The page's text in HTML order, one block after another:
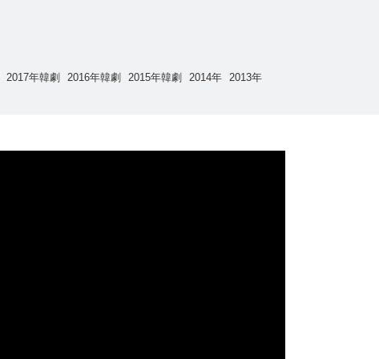
2017年韓劇 2016年韓劇 2015年韓劇 2014年
2013年